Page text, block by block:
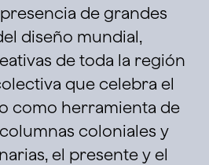
de grandes
diseño mundial,
de toda la región
que celebra el
como herramienta de
coloniales y
el presente y el